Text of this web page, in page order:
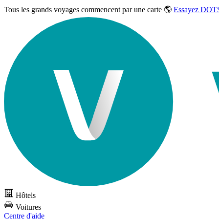
Tous les grands voyages commencent par une carte 🌎 Essayez
Hôtels
Voitures
Centre d'aide